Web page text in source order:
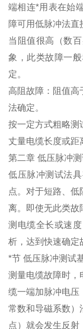
端相连*用表在始
障可用低脉冲法直
当阻值很高（数
象，此类故障一
定。
高阻故障：阻值高
法确定。
按一定方式粗略测
丈量电缆长度或距
第二章 低压脉冲
低压脉冲测试法
点。对于短路、
离。即使无此类故
测电缆全长或速
析，达到快速确定
*节 低压脉冲测试
测量电缆故障时，
缆一端加脉冲电压
常数和导磁系数）
点）就会发生反